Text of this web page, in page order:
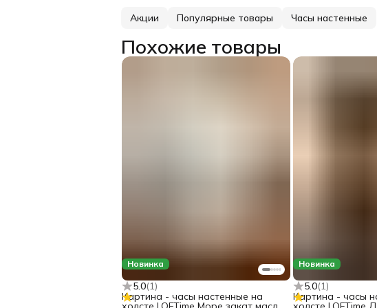
Акции Популярные товары Часы настенные
Похожие товары
Новинка
5.0(1)
Картина - часы настенные на
Новинка
5.0(1)
Картина - часы